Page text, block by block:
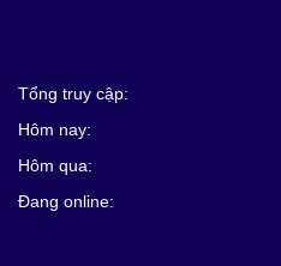
Tổng truy cập:
Hôm nay:
Hôm qua:
Đang online: